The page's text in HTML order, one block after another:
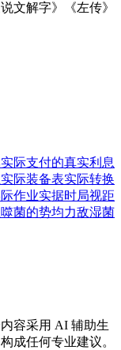
文解字》《左传》
实际支付的真实利息
实际装备表实际转换
作业实据时局视距
噬菌的势均力敌湿菌
容采用 AI 辅助生
成任何专业建议。